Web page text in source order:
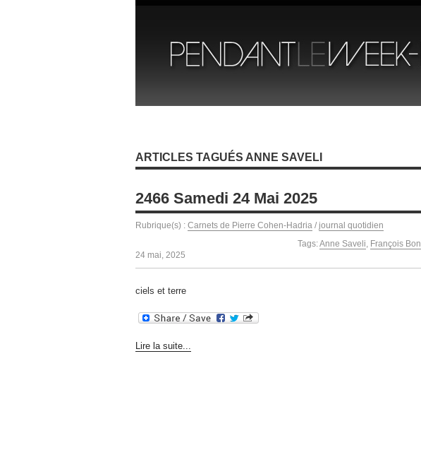
ARTICLES TAGUÉS ANNE SAVELI
2466 Samedi 24 Mai 2025
Rubrique(s) : Carnets de Pierre Cohen-Hadria / journal quotidien
Tags:Anne Saveli, François Bon
24 mai, 2025
ciels et terre
Lire la suite...